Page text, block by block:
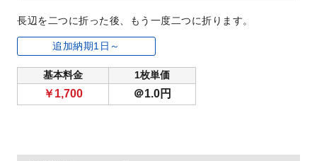
長辺を二つに折った後、もう一度二つに折ります。
追加納期1日～
基本料金 1枚単価
￥1,700 ＠1.0円